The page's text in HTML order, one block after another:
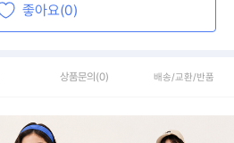
좋아요(0)
상품문의 (0) 배송/교환/반품